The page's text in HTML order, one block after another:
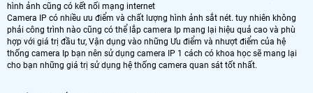
hình ảnh cũng có kết nối mạng internet
Camera IP có nhiều ưu điểm và chất lượng hình ảnh sắt nét. tuy nhiên không
phải công trình nào cũng có thể lắp camera Ip mang lại hiệu quả cao và phù
hợp với giá trị đầu tư, Vận dụng vào những Ưu điểm và nhượt điểm của hệ
thống camera Ip bạn nên sử dụng camera IP 1 cách có khoa học sẽ mang lại
cho bạn những giá trị sử dụng hệ thống camera quan sát tốt nhất.